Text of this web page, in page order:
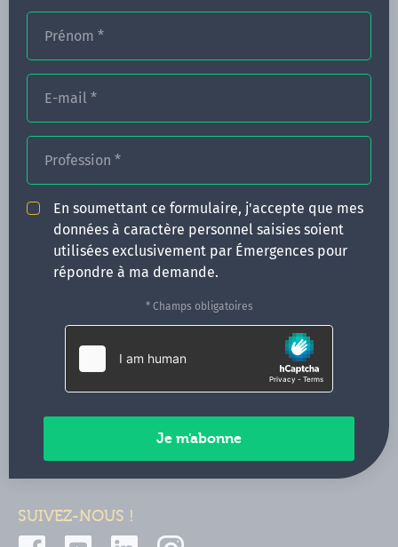
Prénom *
E-mail *
Profession *
En soumettant ce formulaire, j'accepte que mes
données à caractère personnel saisies soient
utilisées exclusivement par Émergences pour
répondre à ma demande.
* Champs obligatoires
FORMATIONS
NOS FORMATEURS
ACTUALITÉS
INFOS PRATIQUES
Qui sommes-nous ?
35000 Rennes
02 99 05 25 47
Contactez-nous
SUIVEZ-NOUS !